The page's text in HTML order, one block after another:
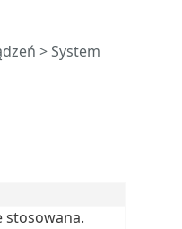
>System
stosowana.